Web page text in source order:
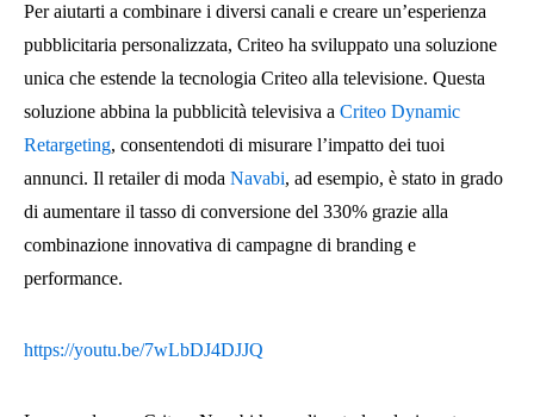
Per aiutarti a combinare i diversi canali e creare un’esperienza
pubblicitaria personalizzata, Criteo ha sviluppato una soluzione
unica che estende la tecnologia Criteo alla televisione. Questa
soluzione abbina la pubblicità televisiva a Criteo Dynamic
Retargeting, consentendoti di misurare l’impatto dei tuoi
annunci. Il retailer di moda Navabi, ad esempio, è stato in grado
di aumentare il tasso di conversione del 330% grazie alla
combinazione innovativa di campagne di branding e
performance.
https://youtu.be/7wLbDJ4DJJQ